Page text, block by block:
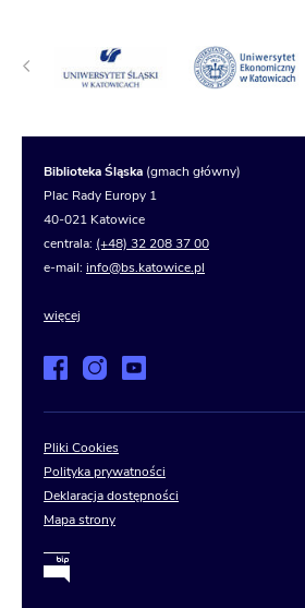
Biblioteka Śląska (gmach główny)
Plac Rady Europy 1
40-021 Katowice
centrala: (+48) 32 208 37 00
e-mail: info@bs.katowice.pl
więcej
Pliki Cookies
Polityka prywatności
Deklaracja dostępności
Mapa strony